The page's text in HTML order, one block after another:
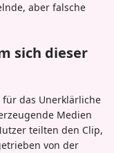
aber falsche
sich dieser
für das Unerklärliche
Medien
teilten den Clip,
von der